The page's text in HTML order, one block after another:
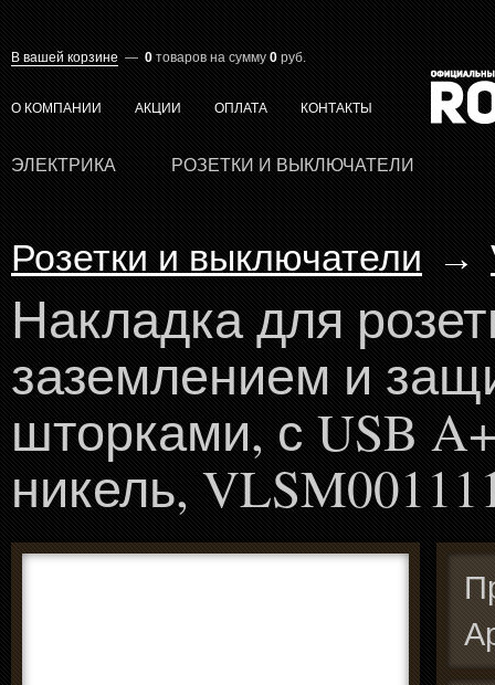
В вашей корзине — 0 товаров на сумму 0 руб.
О КОМПАНИИ АКЦИИ ОПЛАТА КОНТАКТЫ
ЭЛЕКТРИКА РОЗЕТКИ И ВЫКЛЮЧАТЕЛИ
Розетки и выключатели →
Накладка для
заземлением и
шторками, с USB
никель,